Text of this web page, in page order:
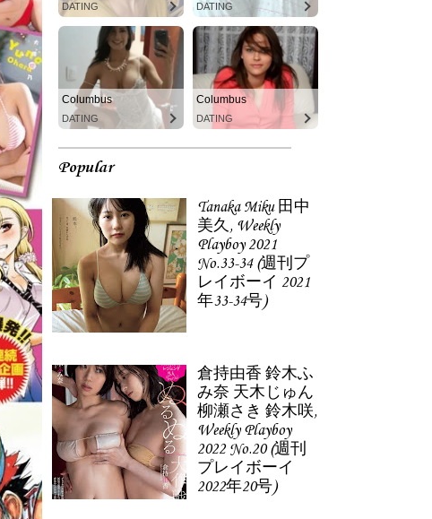
DATING DATING
Columbus
DATING
Columbus
DATING
Popular
Tanaka Miku 田中
美久, Weekly
Playboy 2021
No.33-34 (週刊プ
レイボーイ 2021
年33-34号)
倉持由香 鈴木ふ
み奈 天木じゅん
柳瀬さき 鈴木咲,
Weekly Playboy
2022 No.20 (週刊
プレイボーイ
2022年20号)